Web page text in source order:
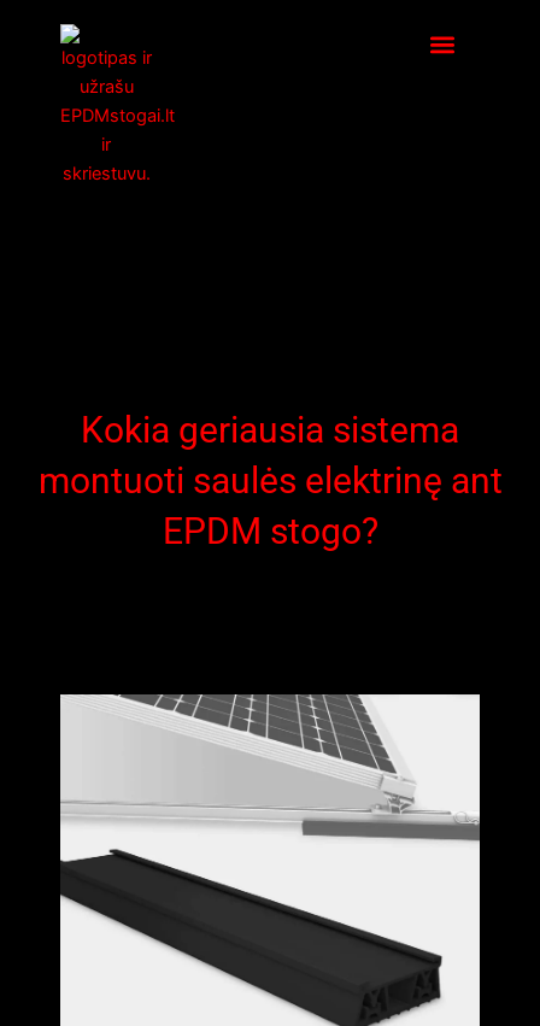
Kokia geriausia sistema
montuoti saulės elektrinę ant
EPDM stogo?